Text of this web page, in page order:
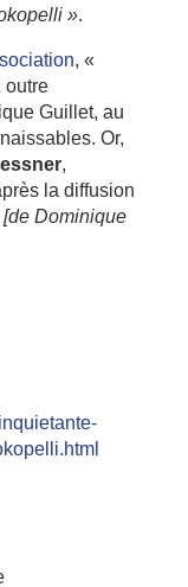
».
, «
outre
Guillet, au
Or,
,
la diffusion
Dominique